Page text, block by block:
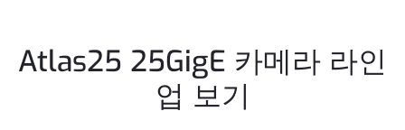
Atlas25 25GigE 카메라 라인
업 보기